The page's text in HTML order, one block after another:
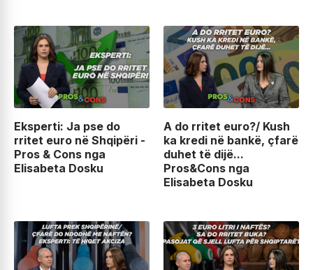
Eksperti: Ja pse do
rritet euro në Shqipëri -
Pros & Cons nga
Elisabeta Dosku
A do rritet euro?/ Kush
ka kredi në bankë, çfarë
duhet të dijë...
Pros&Cons nga
Elisabeta Dosku